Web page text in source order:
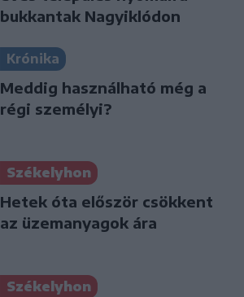
bukkantak Nagyiklódon
Krónika
Meddig használható még a
régi személyi?
Székelyhon
Hetek óta először csökkent
az üzemanyagok ára
Székelyhon